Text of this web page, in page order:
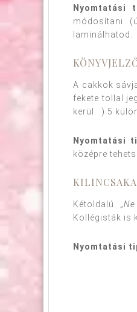
Nyomtatási
módosítani
laminálhatod.
A cakkok
fekete tollal
kerül. :) 5
Nyomtatási
középre
Kétoldalú „
Kollégisták is
Nyomtatási